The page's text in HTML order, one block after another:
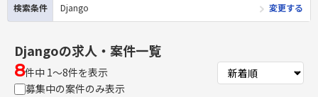
検索条件 Django 変更する
Djangoの求人・案件一覧
8件中 1〜8件を表示
募集中の案件のみ表示